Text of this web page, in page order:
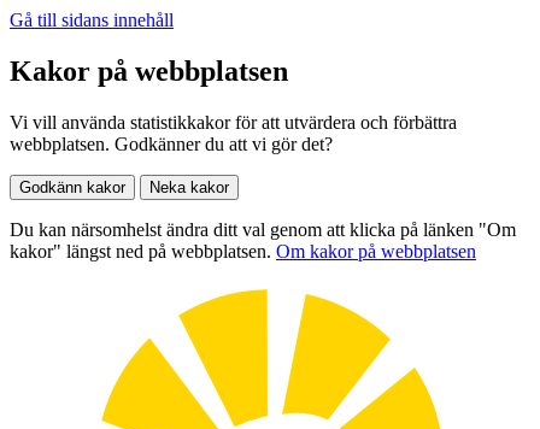
Gå till sidans innehåll
Kakor på webbplatsen
Vi vill använda statistikkakor för att utvärdera och förbättra
webbplatsen. Godkänner du att vi gör det?
Godkänn kakor Neka kakor
Du kan närsomhelst ändra ditt val genom att klicka på länken "Om
kakor" längst ned på webbplatsen. Om kakor på webbplatsen